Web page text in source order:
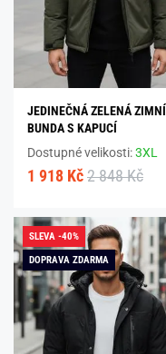
JEDINEČNÁ ZELENÁ ZIMNÍ
BUNDA S KAPUCÍ
Dostupné velikosti:3XL
1 918 Kč 2 848 Kč
SLEVA -40%
DOPRAVA ZDARMA